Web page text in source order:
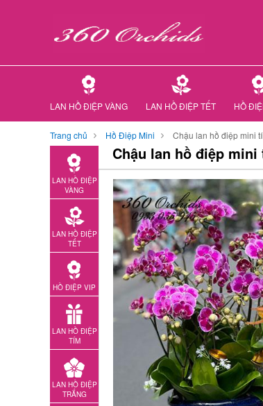
LAN HỒ ĐIỆP VÀNG LAN HỒ ĐIỆP TẾT HỒ
Trang chủ Hồ Điệp Mini Chậu lan hồ điệp mini
LAN HỒ ĐIỆP
VÀNG
LAN HỒ ĐIỆP
TẾT
HỒ ĐIỆP VIP
LAN HỒ ĐIỆP
TÍM
LAN HỒ ĐIỆP
TRẮNG
Chậu lan hồ điệp